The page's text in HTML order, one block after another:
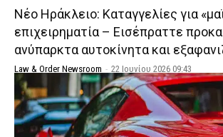
Νέο Ηράκλειο: Καταγγελίες για
επιχειρηματία – Εισέπραττε
ανύπαρκτα αυτοκίνητα και
Law & Order Newsroom - 22 Ιουνίου 2026 09:43